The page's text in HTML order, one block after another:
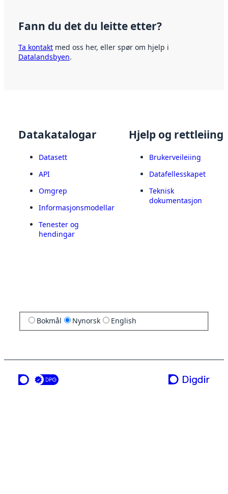
Fann du det du leitte etter?
Ta kontakt med oss her, eller spør om hjelp i
Datalandsbyen.
Datakatalogar
Datasett
API
Omgrep
Informasjonsmodellar
Tenester og
hendingar
Hjelp og rettleiing
Brukerveileiing
Datafellesskapet
Teknisk
dokumentasjon
Bokmål Nynorsk English